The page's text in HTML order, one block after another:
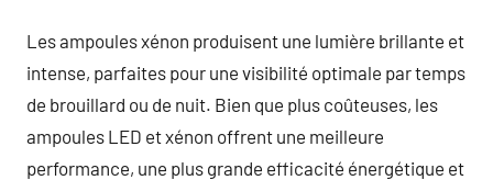
Les ampoules xénon produisent une lumière brillante et
intense, parfaites pour une visibilité optimale par temps
de brouillard ou de nuit. Bien que plus coûteuses, les
ampoules LED et xénon offrent une meilleure
performance, une plus grande efficacité énergétique et